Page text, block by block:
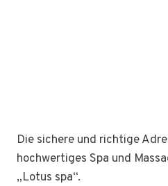
Die sichere und richtige
hochwertiges Spa und
„Lotus spa“.